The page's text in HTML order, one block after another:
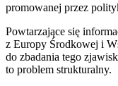
promowanej przez
Powtarzające się
z Europy Środkowej i
do zbadania tego
to problem strukturalny.